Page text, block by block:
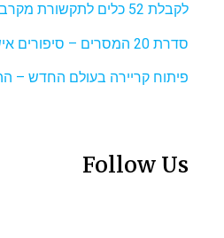
לקבלת 52 כלים לתקשורת מקרבת ומערכות יחסים
סדרת 20 המסרים – סיפורים אישיים מעוררי השראה
פיתוח קריירה בעולם החדש –
Follow Us